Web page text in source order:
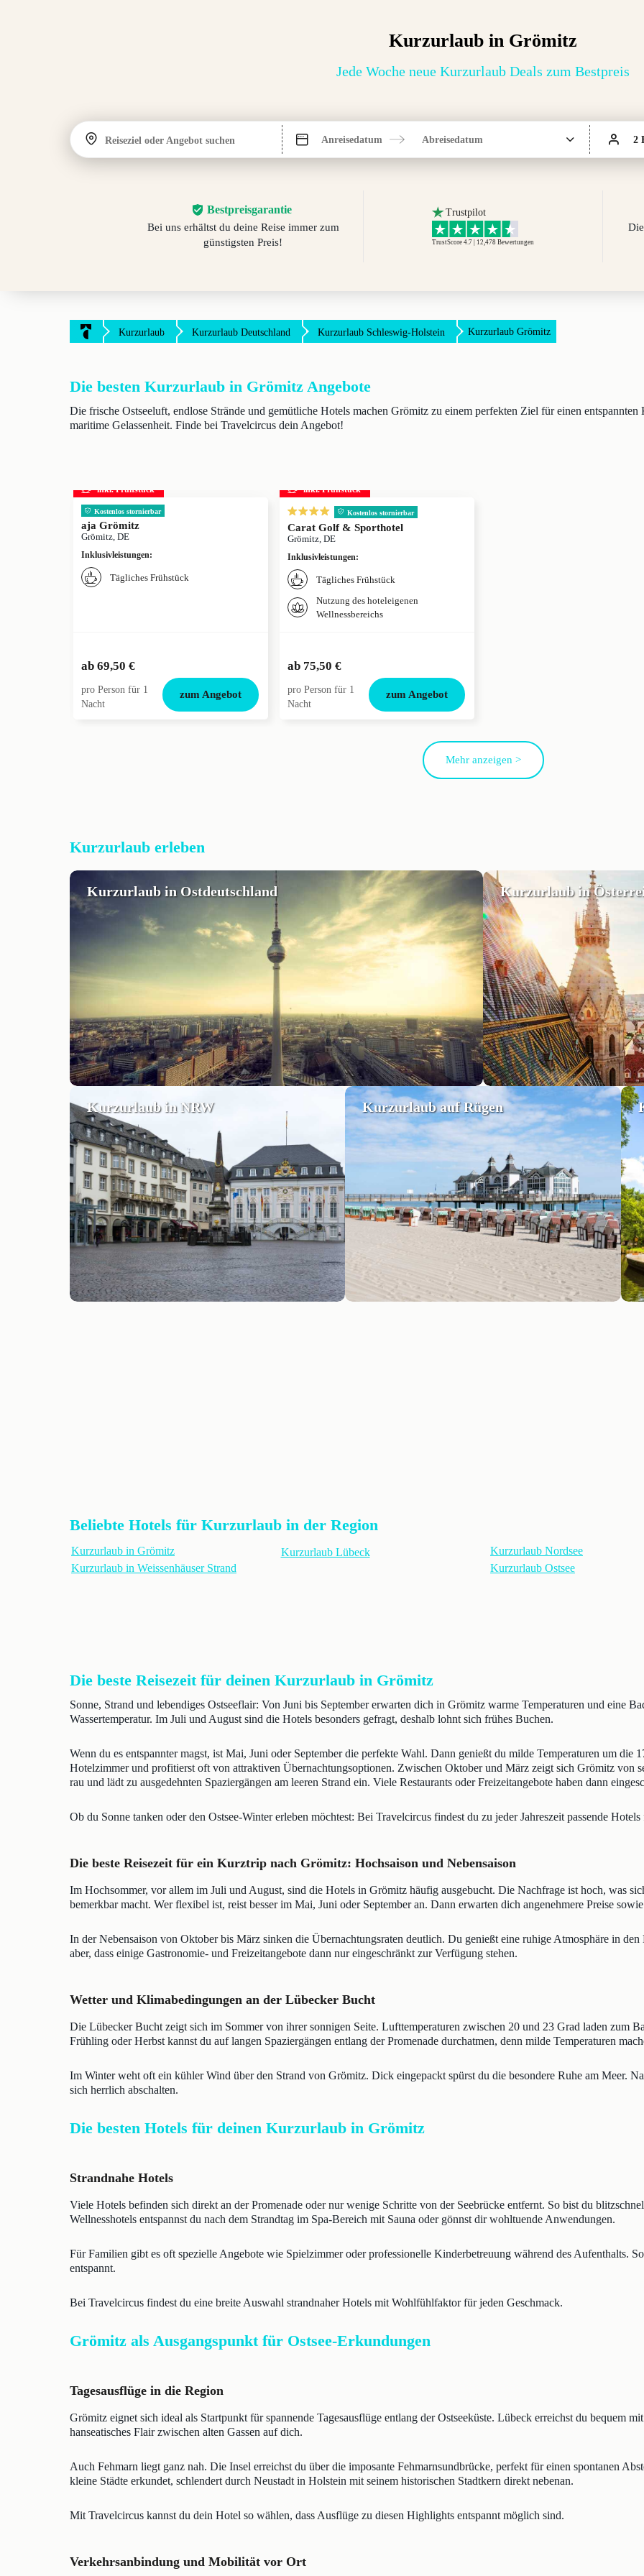
Kurzurlaub in Grömitz
Jede Woche neue Kurzurlaub Deals zum Bestpreis
Reiseziel oder Angebot suchen Anreisedatum Abreisedatum 2
Bestpreisgarantie
Bei uns erhältst du deine Reise immer zum
günstigsten Preis!
Trustpilot
TrustScore 4.7 | 12,478 Bewertungen
Kurzurlaub Kurzurlaub Deutschland Kurzurlaub Schleswig-Holstein Kurzurlaub Grömitz
Die besten Kurzurlaub in Grömitz Angebote
Die frische Ostseeluft, endlose Strände und gemütliche Hotels machen Grömitz zu einem perfekten Ziel für einen
maritime Gelassenheit. Finde bei Travelcircus dein Angebot!
inkl. Frühstück
Kostenlos stornierbar
aja Grömitz
Grömitz, DE
Inklusivleistungen:
Tägliches Frühstück
ab 69,50 €
pro Person für 1
Nacht
zum Angebot
inkl. Frühstück
Kostenlos stornierbar
Carat Golf & Sporthotel
Grömitz, DE
Inklusivleistungen:
Tägliches Frühstück
Nutzung des hoteleigenen
Wellnessbereichs
ab 75,50 €
pro Person für 1
Nacht
zum Angebot
Mehr anzeigen >
Kurzurlaub erleben
Kurzurlaub in Ostdeutschland Kurzurlaub in
Kurzurlaub in NRW Kurzurlaub auf Rügen
Beliebte Hotels für Kurzurlaub in der Region
Kurzurlaub in Grömitz
Kurzurlaub in Weissenhäuser Strand
Kurzurlaub Lübeck
Kurzurlaub Nordsee
Kurzurlaub Ostsee
Die beste Reisezeit für deinen Kurzurlaub in Grömitz
Sonne, Strand und lebendiges Ostseeflair: Von Juni bis September erwarten dich in Grömitz warme Temperaturen und eine
Wassertemperatur. Im Juli und August sind die Hotels besonders gefragt, deshalb lohnt sich frühes Buchen.
Wenn du es entspannter magst, ist Mai, Juni oder September die perfekte Wahl. Dann genießt du milde Temperaturen um die
Hotelzimmer und profitierst oft von attraktiven Übernachtungsoptionen. Zwischen Oktober und März zeigt sich Grömitz von
rau und lädt zu ausgedehnten Spaziergängen am leeren Strand ein. Viele Restaurants oder Freizeitangebote haben dann
Ob du Sonne tanken oder den Ostsee-Winter erleben möchtest: Bei Travelcircus findest du zu jeder Jahreszeit passende
Die beste Reisezeit für ein Kurztrip nach Grömitz: Hochsaison und Nebensaison
Im Hochsommer, vor allem im Juli und August, sind die Hotels in Grömitz häufig ausgebucht. Die Nachfrage ist hoch, was
bemerkbar macht. Wer flexibel ist, reist besser im Mai, Juni oder September an. Dann erwarten dich angenehmere Preise
In der Nebensaison von Oktober bis März sinken die Übernachtungsraten deutlich. Du genießt eine ruhige Atmosphäre in
aber, dass einige Gastronomie- und Freizeitangebote dann nur eingeschränkt zur Verfügung stehen.
Wetter und Klimabedingungen an der Lübecker Bucht
Die Lübecker Bucht zeigt sich im Sommer von ihrer sonnigen Seite. Lufttemperaturen zwischen 20 und 23 Grad laden zum
Frühling oder Herbst kannst du auf langen Spaziergängen entlang der Promenade durchatmen, denn milde Temperaturen
Im Winter weht oft ein kühler Wind über den Strand von Grömitz. Dick eingepackt spürst du die besondere Ruhe am Meer.
sich herrlich abschalten.
Die besten Hotels für deinen Kurzurlaub in Grömitz
Strandnahe Hotels
Viele Hotels befinden sich direkt an der Promenade oder nur wenige Schritte von der Seebrücke entfernt. So bist du
Wellnesshotels entspannst du nach dem Strandtag im Spa-Bereich mit Sauna oder gönnst dir wohltuende Anwendungen.
Für Familien gibt es oft spezielle Angebote wie Spielzimmer oder professionelle Kinderbetreuung während des Aufenthalts.
entspannt.
Bei Travelcircus findest du eine breite Auswahl strandnaher Hotels mit Wohlfühlfaktor für jeden Geschmack.
Grömitz als Ausgangspunkt für Ostsee-Erkundungen
Tagesausflüge in die Region
Grömitz eignet sich ideal als Startpunkt für spannende Tagesausflüge entlang der Ostseeküste. Lübeck erreichst du bequem
hanseatisches Flair zwischen alten Gassen auf dich.
Auch Fehmarn liegt ganz nah. Die Insel erreichst du über die imposante Fehmarnsundbrücke, perfekt für einen spontanen
kleine Städte erkundet, schlendert durch Neustadt in Holstein mit seinem historischen Stadtkern direkt nebenan.
Mit Travelcircus kannst du dein Hotel so wählen, dass Ausflüge zu diesen Highlights entspannt möglich sind.
Verkehrsanbindung und Mobilität vor Ort